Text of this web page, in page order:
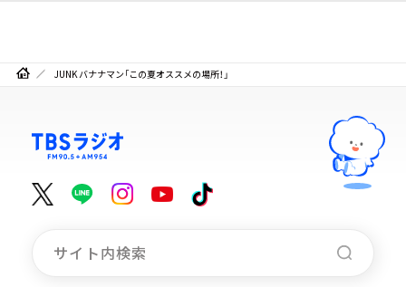
JUNK バナナマン「この夏オススメの場所！」